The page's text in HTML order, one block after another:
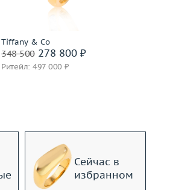
Tiffany & Co
348 500278 800 ₽
Ритейл: 497 000 ₽
Сейчас в
избранном